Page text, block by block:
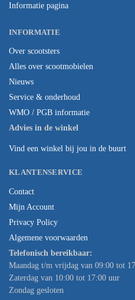
Informatie pagina
INFORMATIE
Over scootsters
Alles over scootmobielen
Nieuws
Service & onderhoud
WMO / PGB informatie
Advies in de winkel
Vind een winkel bij jou in de buurt
KLANTENSERVICE
Contact
Mijn Account
Privacy Policy
Algemene voorwaarden
Telefonisch bereikbaar:
Maandag t/m vrijdag van 09:00 tot
Zaterdag van 10:00 tot 17:00 uur
Zondag gesloten